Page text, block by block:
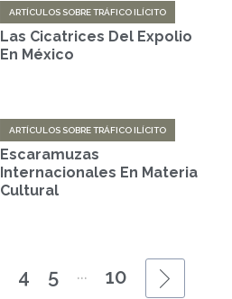
ARTÍCULOS SOBRE TRÁFICO ILÍCITO
Las Cicatrices Del Expolio
En México
ARTÍCULOS SOBRE TRÁFICO ILÍCITO
Escaramuzas
Internacionales En Materia
Cultural
4 5 ... 10